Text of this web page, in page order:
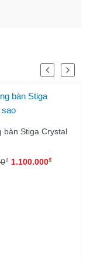
bàn Stiga Crystal
₫ 1.100.000₫